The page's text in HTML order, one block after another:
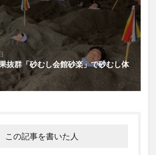
抜群「砂むし会館砂楽」で砂むし体
この記事を書いた人